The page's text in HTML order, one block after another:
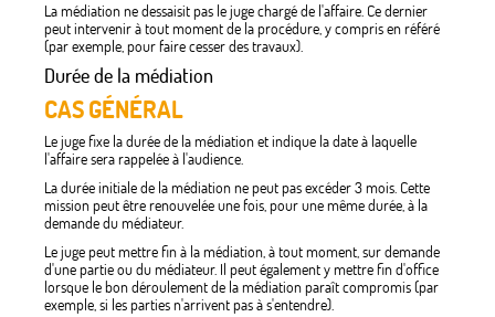
La médiation ne dessaisit pas le juge chargé de l'affaire. Ce dernier
peut intervenir à tout moment de la procédure, y compris en référé
(par exemple, pour faire cesser des travaux).
Durée de la médiation
CAS GÉNÉRAL
Le juge fixe la durée de la médiation et indique la date à laquelle
l'affaire sera rappelée à l'audience.
La durée initiale de la médiation ne peut pas excéder 3 mois. Cette
mission peut être renouvelée une fois, pour une même durée, à la
demande du médiateur.
Le juge peut mettre fin à la médiation, à tout moment, sur demande
d'une partie ou du médiateur. Il peut également y mettre fin d'office
lorsque le bon déroulement de la médiation paraît compromis (par
exemple, si les parties n'arrivent pas à s'entendre).